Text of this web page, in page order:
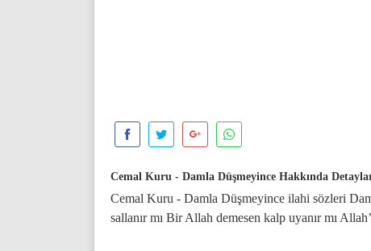
Cemal Kuru - Damla Düşmeyince Hakkında
Cemal Kuru - Damla Düşmeyince ilahi sözleri
sallanır mı Bir Allah demesen kalp uyanır mı